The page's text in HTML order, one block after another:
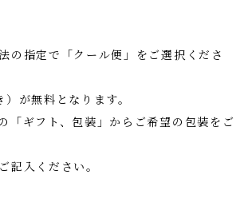
の指定で「クール便」をご選択くださ
が無料となります。
「ギフト、包装」からご希望の包装をご
記入ください。